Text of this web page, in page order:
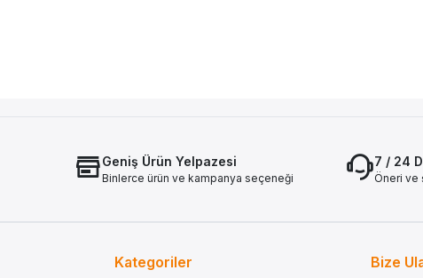
Geniş Ürün Yelpazesi
Binlerce ürün ve kampanya seçeneği
7 / 24
Öneri ve
Kategoriler Bize